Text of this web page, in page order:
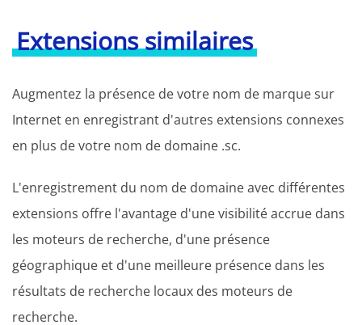
Extensions similaires
Augmentez la présence de votre nom de marque sur
Internet en enregistrant d'autres extensions connexes
en plus de votre nom de domaine .sc.
L'enregistrement du nom de domaine avec différentes
extensions offre l'avantage d'une visibilité accrue dans
les moteurs de recherche, d'une présence
géographique et d'une meilleure présence dans les
résultats de recherche locaux des moteurs de
recherche.